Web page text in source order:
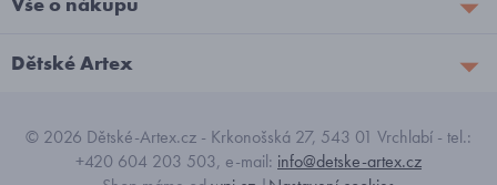
Dětské Artex
© 2026 Dětské-Artex.cz - Krkonošská 27, 543 01 Vrchlabí - tel.:
+420 604 203 503, e-mail: info@detske-artex.cz